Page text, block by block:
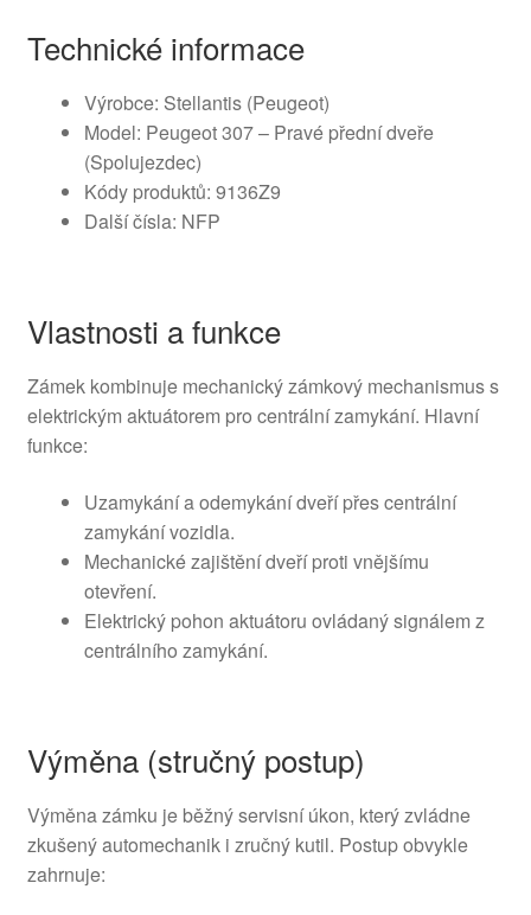
Technické informace
Výrobce: Stellantis (Peugeot)
Model: Peugeot 307 – Pravé přední dveře
(Spolujezdec)
Kódy produktů: 9136Z9
Další čísla: NFP
Vlastnosti a funkce
Zámek kombinuje mechanický zámkový mechanismus s
elektrickým aktuátorem pro centrální zamykání. Hlavní
funkce:
Uzamykání a odemykání dveří přes centrální
zamykání vozidla.
Mechanické zajištění dveří proti vnějšímu
otevření.
Elektrický pohon aktuátoru ovládaný signálem z
centrálního zamykání.
Výměna (stručný postup)
Výměna zámku je běžný servisní úkon, který zvládne
zkušený automechanik i zručný kutil. Postup obvykle
zahrnuje: